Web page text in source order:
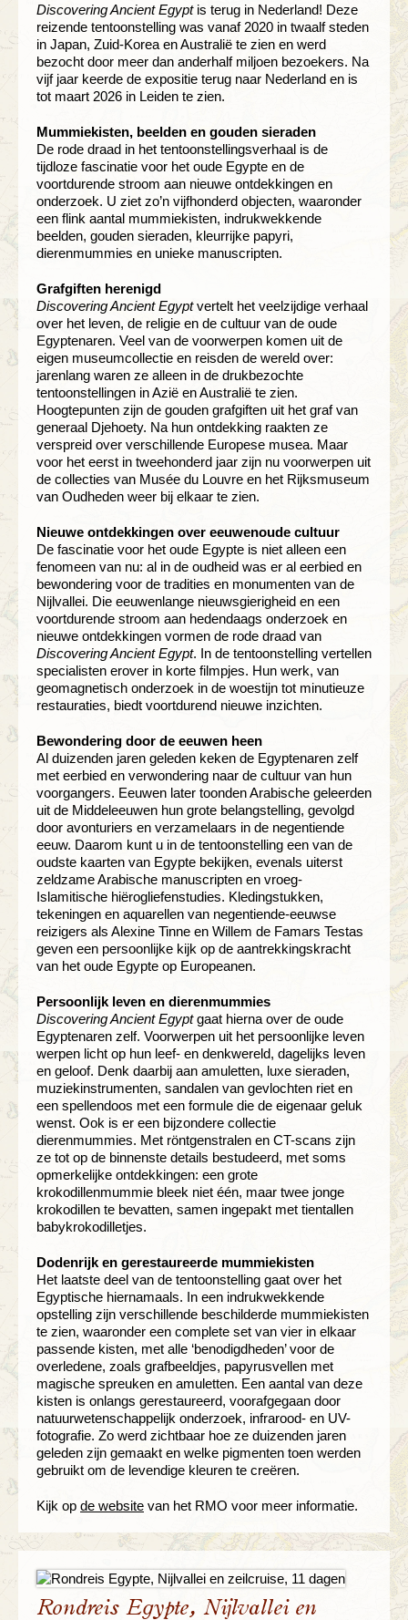
Discovering Ancient Egyptis terug in Nederland! Deze
reizende tentoonstelling was vanaf 2020 in twaalf steden
in Japan, Zuid-Korea en Australië te zien en werd
bezocht door meer dan anderhalf miljoen bezoekers. Na
vijf jaar keerde de expositie terug naar Nederland en is
tot maart 2026 in Leiden te zien.
Mummiekisten, beelden en gouden sieraden
De rode draad in het tentoonstellingsverhaal is de
tijdloze fascinatie voor het oude Egypte en de
voortdurende stroom aan nieuwe ontdekkingen en
onderzoek. U ziet zo’n vijfhonderd objecten, waaronder
een flink aantal mummiekisten, indrukwekkende
beelden, gouden sieraden, kleurrijke papyri,
dierenmummies en unieke manuscripten.
Grafgiften herenigd
Discovering Ancient Egyptvertelt het veelzijdige verhaal
over het leven, de religie en de cultuur van de oude
Egyptenaren. Veel van de voorwerpen komen uit de
eigen museumcollectie en reisden de wereld over:
jarenlang waren ze alleen in de drukbezochte
tentoonstellingen in Azië en Australië te zien.
Hoogtepunten zijn de gouden grafgiften uit het graf van
generaal Djehoety. Na hun ontdekking raakten ze
verspreid over verschillende Europese musea. Maar
voor het eerst in tweehonderd jaar zijn nu voorwerpen uit
de collecties van Musée du Louvre en het Rijksmuseum
van Oudheden weer bij elkaar te zien.
Nieuwe ontdekkingen over eeuwenoude cultuur
De fascinatie voor het oude Egypte is niet alleen een
fenomeen van nu: al in de oudheid was er al eerbied en
bewondering voor de tradities en monumenten van de
Nijlvallei. Die eeuwenlange nieuwsgierigheid en een
voortdurende stroom aan hedendaags onderzoek en
nieuwe ontdekkingen vormen de rode draad van
Discovering Ancient Egypt. In de tentoonstelling vertellen
specialisten erover in korte filmpjes. Hun werk, van
geomagnetisch onderzoek in de woestijn tot minutieuze
restauraties, biedt voortdurend nieuwe inzichten.
Bewondering door de eeuwen heen
Al duizenden jaren geleden keken de Egyptenaren zelf
met eerbied en verwondering naar de cultuur van hun
voorgangers. Eeuwen later toonden Arabische geleerden
uit de Middeleeuwen hun grote belangstelling, gevolgd
door avonturiers en verzamelaars in de negentiende
eeuw. Daarom kunt u in de tentoonstelling een van de
oudste kaarten van Egypte bekijken, evenals uiterst
zeldzame Arabische manuscripten en vroeg-
Islamitische hiërogliefenstudies. Kledingstukken,
tekeningen en aquarellen van negentiende-eeuwse
reizigers als Alexine Tinne en Willem de Famars Testas
geven een persoonlijke kijk op de aantrekkingskracht
van het oude Egypte op Europeanen.
Persoonlijk leven en dierenmummies
Discovering Ancient Egyptgaat hierna over de oude
Egyptenaren zelf. Voorwerpen uit het persoonlijke leven
werpen licht op hun leef- en denkwereld, dagelijks leven
en geloof. Denk daarbij aan amuletten, luxe sieraden,
muziekinstrumenten, sandalen van gevlochten riet en
een spellendoos met een formule die de eigenaar geluk
wenst. Ook is er een bijzondere collectie
dierenmummies. Met röntgenstralen en CT-scans zijn
ze tot op de binnenste details bestudeerd, met soms
opmerkelijke ontdekkingen: een grote
krokodillenmummie bleek niet één, maar twee jonge
krokodillen te bevatten, samen ingepakt met tientallen
babykrokodilletjes.
Dodenrijk en gerestaureerde mummiekisten
Het laatste deel van de tentoonstelling gaat over het
Egyptische hiernamaals. In een indrukwekkende
opstelling zijn verschillende beschilderde mummiekisten
te zien, waaronder een complete set van vier in elkaar
passende kisten, met alle ‘benodigdheden’ voor de
overledene, zoals grafbeeldjes, papyrusvellen met
magische spreuken en amuletten. Een aantal van deze
kisten is onlangs gerestaureerd, voorafgegaan door
natuurwetenschappelijk onderzoek, infrarood- en UV-
fotografie. Zo werd zichtbaar hoe ze duizenden jaren
geleden zijn gemaakt en welke pigmenten toen werden
gebruikt om de levendige kleuren te creëren.
Kijk op de website van het RMO voor meer informatie.
Rondreis Egypte, Nijlvallei en